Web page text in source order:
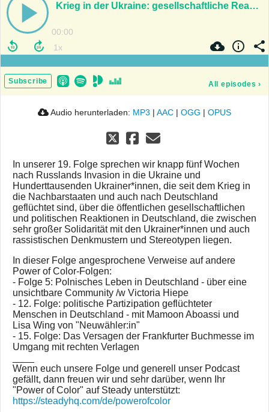
Krieg in der Ukraine: gesellschaftliche Reaktionen zwischen Solidarität und Rassismus
00:00
Subscribe All episodes ›
Audio herunterladen: MP3 | AAC | OGG | OPUS
In unserer 19. Folge sprechen wir knapp fünf Wochen
nach Russlands Invasion in die Ukraine und
Hunderttausenden Ukrainer*innen, die seit dem Krieg in
die Nachbarstaaten und auch nach Deutschland
geflüchtet sind, über die öffentlichen gesellschaftlichen
und politischen Reaktionen in Deutschland, die zwischen
sehr großer Solidarität mit den Ukrainer*innen und auch
rassistischen Denkmustern und Stereotypen liegen.
In dieser Folge angesprochene Verweise auf andere
Power of Color-Folgen:
- Folge 5: Polnisches Leben in Deutschland - über eine
unsichtbare Community /w Victoria Hiepe
- 12. Folge: politische Partizipation geflüchteter
Menschen in Deutschland - mit Mamoon Aboassi und
Lisa Wing von "Neuwähler:in"
- 15. Folge: Das Versagen der Frankfurter Buchmesse im
Umgang mit rechten Verlagen
Wenn euch unsere Folge und generell unser Podcast
gefällt, dann freuen wir und sehr darüber, wenn Ihr
"Power of Color" auf Steady unterstützt:
https://steadyhq.com/de/powerofcolor